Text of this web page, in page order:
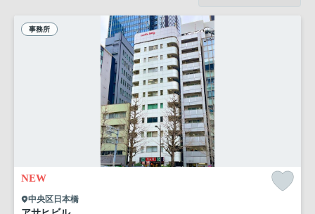
事務所
NEW
中央区日本橋